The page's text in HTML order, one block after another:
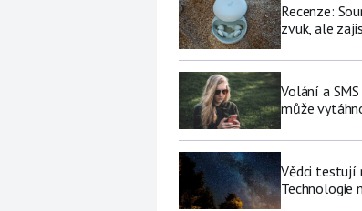
Recenze:
zvuk, ale
Volání a
může
Vědci testují
Technologie